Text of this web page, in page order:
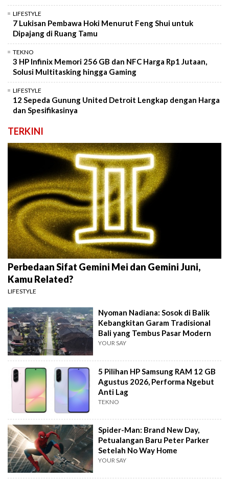
LIFESTYLE
7 Lukisan Pembawa Hoki Menurut Feng Shui untuk
Dipajang di Ruang Tamu
TEKNO
3 HP Infinix Memori 256 GB dan NFC Harga Rp1 Jutaan,
Solusi Multitasking hingga Gaming
LIFESTYLE
12 Sepeda Gunung United Detroit Lengkap dengan Harga
dan Spesifikasinya
TERKINI
Perbedaan Sifat Gemini Mei dan Gemini Juni,
Kamu Related?
LIFESTYLE
Nyoman Nadiana: Sosok di Balik
Kebangkitan Garam Tradisional
Bali yang Tembus Pasar Modern
YOUR SAY
5 Pilihan HP Samsung RAM 12 GB
Agustus 2026, Performa Ngebut
Anti Lag
TEKNO
Spider-Man: Brand New Day,
Petualangan Baru Peter Parker
Setelah No Way Home
YOUR SAY